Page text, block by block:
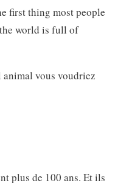
first thing most people
world is full of
vous voudriez
plus de 100 ans. Et ils